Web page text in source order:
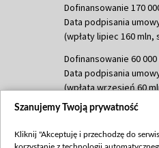
Dofinansowanie 170
Data podpisania
(wpłaty lipiec 160 mln,
Dofinansowanie 60 000
Data podpisania
(wpłata wrzesień 60
Dofinansowanie 635 783
(wpłata wrzesień 100
Szanujemy Twoją prywatność
Kliknij "Akceptuję i przechodzę do